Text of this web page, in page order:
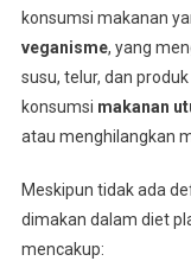
konsumsi makanan
veganisme, yang
susu, telur, dan
konsumsi makanan
atau menghilangkan
Meskipun tidak ada
dimakan dalam diet
mencakup: